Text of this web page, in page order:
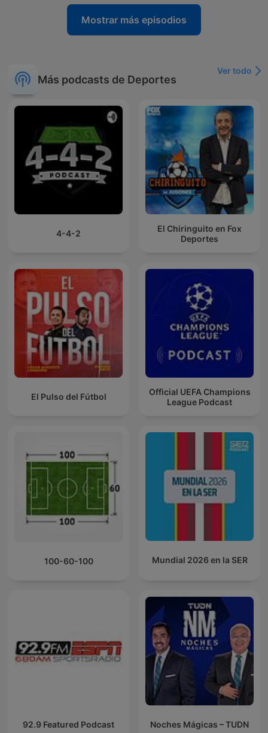
Mostrar más episodios
Más podcasts de Deportes
Ver todo
4-4-2
El Chiringuito en Fox
Deportes
El Pulso del Fútbol
Official UEFA Champions
League Podcast
100-60-100 Mundial 2026 en la SER
92.9 Featured Podcast Noches Mágicas – TUDN